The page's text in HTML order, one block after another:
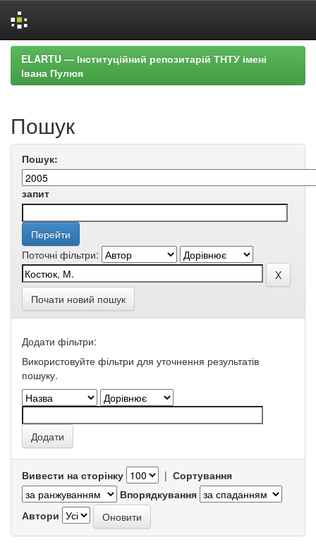
Skip
navigation
ELARTU — Інституційний репозитарій ТНТУ імені
Івана Пулюя
Пошук
Пошук:
запит
Поточні фільтри:
Почати новий пошук
Додати фільтри:
Використовуйте фільтри для уточнення результатів
пошуку.
Вивести на сторінку | Сортування
Впорядкування
Автори